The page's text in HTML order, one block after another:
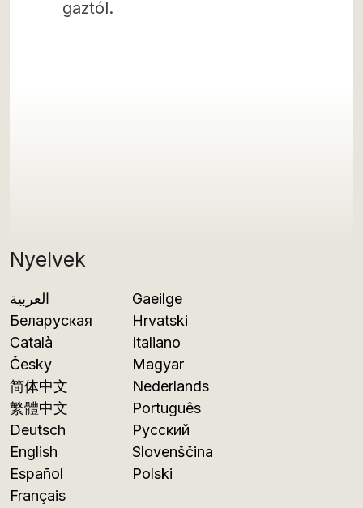
Nyelvek
العربية
Беларуская
Català
Česky
简体中文
繁體中文
Deutsch
English
Español
Français
Gaeilge
Hrvatski
Italiano
Magyar
Nederlands
Português
Русский
Slovenščina
Polski
gaztól.